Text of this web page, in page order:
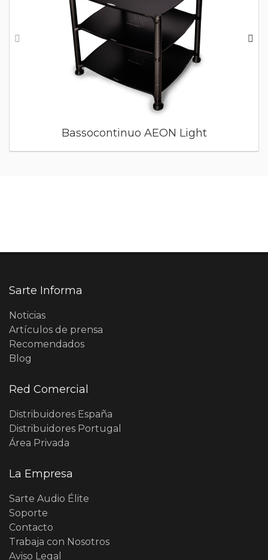
Bassocontinuo AEON Light
Sarte Informa
Noticias
Artículos de prensa
Recomendados
Blog
Red Comercial
Distribuidores España
Distribuidores Portugal
Área Privada
La Empresa
Sarte Audio Élite
Soporte
Contacto
Trabaja con Nosotros
Aviso Legal